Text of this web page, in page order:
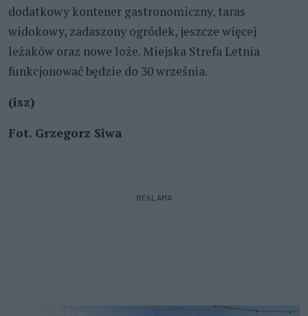
dodatkowy kontener gastronomiczny, taras
widokowy, zadaszony ogródek, jeszcze więcej
leżaków oraz nowe loże. Miejska Strefa Letnia
funkcjonować będzie do 30 września.
(isz)
Fot. Grzegorz Siwa
REKLAMA